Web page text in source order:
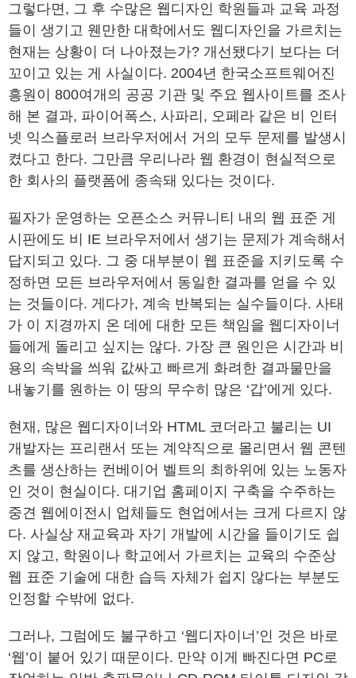
그렇다면, 그 후 수많은 웹디자인 학원들과 교육 과정
들이 생기고 웬만한 대학에서도 웹디자인을 가르치는
현재는 상황이 더 나아졌는가? 개선됐다기 보다는 더
꼬이고 있는 게 사실이다. 2004년 한국소프트웨어진
흥원이 800여개의 공공 기관 및 주요 웹사이트를 조사
해 본 결과, 파이어폭스, 사파리, 오페라 같은 비 인터
넷 익스플로러 브라우저에서 거의 모두 문제를 발생시
켰다고 한다. 그만큼 우리나라 웹 환경이 현실적으로
한 회사의 플랫폼에 종속돼 있다는 것이다.
필자가 운영하는 오픈소스 커뮤니티 내의 웹 표준 게
시판에도 비 IE 브라우저에서 생기는 문제가 계속해서
답지되고 있다. 그 중 대부분이 웹 표준을 지키도록 수
정하면 모든 브라우저에서 동일한 결과를 얻을 수 있
는 것들이다. 게다가, 계속 반복되는 실수들이다. 사태
가 이 지경까지 온 데에 대한 모든 책임을 웹디자이너
들에게 돌리고 싶지는 않다. 가장 큰 원인은 시간과 비
용의 속박을 씌워 값싸고 빠르게 화려한 결과물만을
내놓기를 원하는 이 땅의 무수히 많은 ‘갑’에게 있다.
현재, 많은 웹디자이너와 HTML 코더라고 불리는 UI
개발자는 프리랜서 또는 계약직으로 몰리면서 웹 콘텐
츠를 생산하는 컨베이어 벨트의 최하위에 있는 노동자
인 것이 현실이다. 대기업 홈페이지 구축을 수주하는
중견 웹에이전시 업체들도 현업에서는 크게 다르지 않
다. 사실상 재교육과 자기 개발에 시간을 들이기도 쉽
지 않고, 학원이나 학교에서 가르치는 교육의 수준상
웹 표준 기술에 대한 습득 자체가 쉽지 않다는 부분도
인정할 수밖에 없다.
그러나, 그럼에도 불구하고 ‘웹디자이너’인 것은 바로
‘웹’이 붙어 있기 때문이다. 만약 이게 빠진다면 PC로